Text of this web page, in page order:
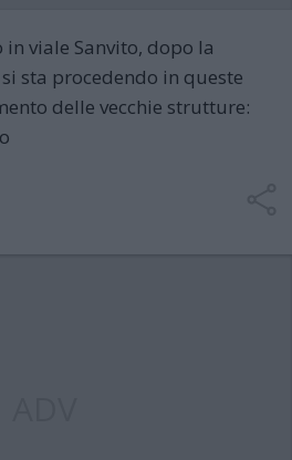
viale Sanvito, dopo la
sta procedendo in queste
delle vecchie strutture: